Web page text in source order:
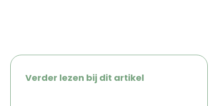
Verder lezen bij dit artikel